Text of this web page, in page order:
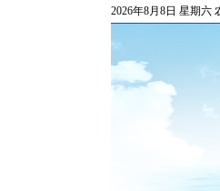
2026年8月8日 星期六